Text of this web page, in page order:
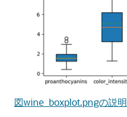
図wine_boxplot.pngの説明